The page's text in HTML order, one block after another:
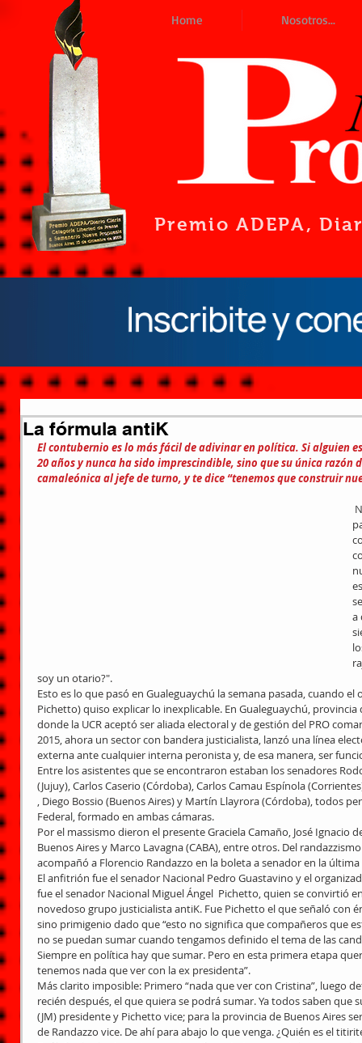
Home Nosotros...
Premio ADEPA,
La fórmula antiK
El contubernio es lo más fácil de adivinar en política. Si alguien
20 años y nunca ha sido imprescindible, sino que su única razón
camaleónica al jefe de turno, y te dice “tenemos que construir
a
soy un otario?".
Esto es lo que pasó en Gualeguaychú la semana pasada, cuando
Pichetto) quiso explicar lo inexplicable. En Gualeguaychú,
donde la UCR aceptó ser aliada electoral y de gestión del PRO
2015, ahora un sector con bandera justicialista, lanzó una línea
externa ante cualquier interna peronista y, de esa manera, ser
Entre los asistentes que se encontraron estaban los senadores
(Jujuy), Carlos Caserio (Córdoba), Carlos Camau Espínola
, Diego Bossio (Buenos Aires) y Martín Llayrora (Córdoba), todos
Federal, formado en ambas cámaras.
Por el massismo dieron el presente Graciela Camaño, José Ignacio
Buenos Aires y Marco Lavagna (CABA), entre otros. Del
acompañó a Florencio Randazzo en la boleta a senador en la última
El anfitrión fue el senador Nacional Pedro Guastavino y el
fue el senador Nacional Miguel Ángel  Pichetto, quien se convirtió
novedoso grupo justicialista antiK. Fue Pichetto el que señaló con
sino primigenio dado que “esto no significa que compañeros que
no se puedan sumar cuando tengamos definido el tema de las
Siempre en política hay que sumar. Pero en esta primera etapa
tenemos nada que ver con la ex presidenta”.
Más clarito imposible: Primero “nada que ver con Cristina”, luego
recién después, el que quiera se podrá sumar. Ya todos saben
(JM) presidente y Pichetto vice; para la provincia de Buenos Aires
de Randazzo vice. De ahí para abajo lo que venga. ¿Quién es el